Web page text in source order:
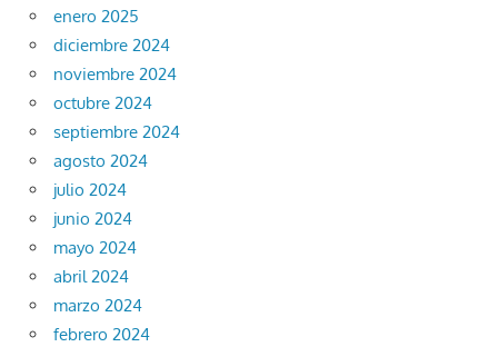
enero 2025
diciembre 2024
noviembre 2024
octubre 2024
septiembre 2024
agosto 2024
julio 2024
junio 2024
mayo 2024
abril 2024
marzo 2024
febrero 2024